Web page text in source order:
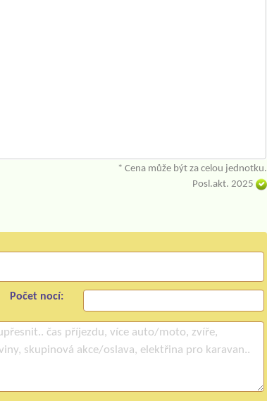
* Cena může být za celou jednotku.
Posl.akt. 2025
Počet nocí: